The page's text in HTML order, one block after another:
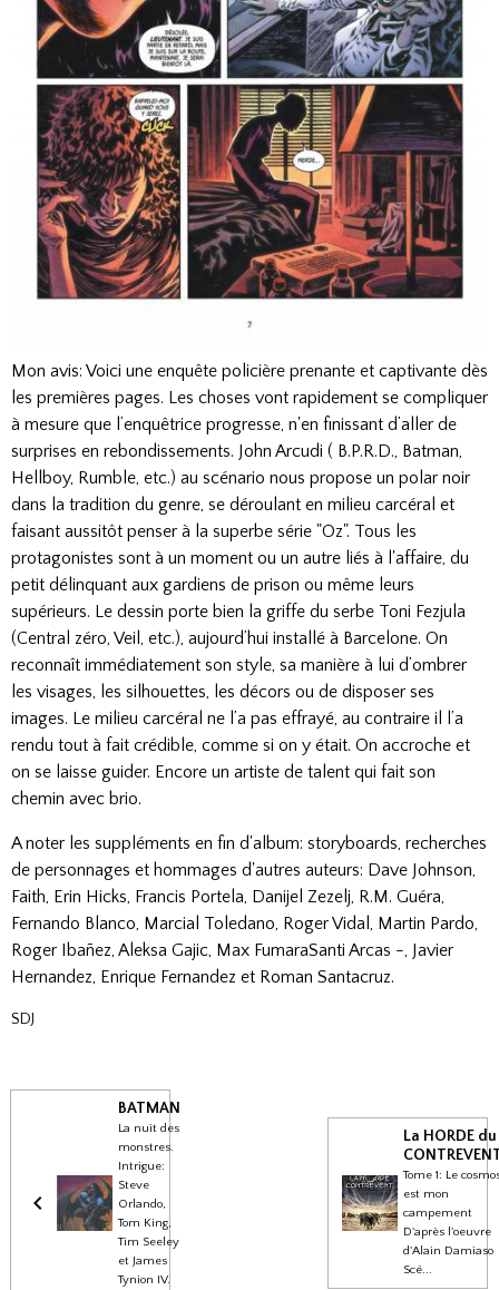
Mon avis: Voici une enquête policière prenante et captivante dès
les premières pages. Les choses vont rapidement se compliquer
à mesure que l’enquêtrice progresse, n'en finissant d’aller de
surprises en rebondissements. John Arcudi ( B.P.R.D., Batman,
Hellboy, Rumble, etc.) au scénario nous propose un polar noir
dans la tradition du genre, se déroulant en milieu carcéral et
faisant aussitôt penser à la superbe série "Oz". Tous les
protagonistes sont à un moment ou un autre liés à l'affaire, du
petit délinquant aux gardiens de prison ou même leurs
supérieurs. Le dessin porte bien la griffe du serbe Toni Fezjula
(Central zéro, Veil, etc.), aujourd’hui installé à Barcelone. On
reconnaît immédiatement son style, sa manière à lui d’ombrer
les visages, les silhouettes, les décors ou de disposer ses
images. Le milieu carcéral ne l’a pas effrayé, au contraire il l’a
rendu tout à fait crédible, comme si on y était. On accroche et
on se laisse guider. Encore un artiste de talent qui fait son
chemin avec brio.
A noter les suppléments en fin d'album: storyboards, recherches
de personnages et hommages d'autres auteurs: Dave Johnson,
Faith, Erin Hicks, Francis Portela, Danijel Zezelj, R.M. Guéra,
Fernando Blanco, Marcial Toledano, Roger Vidal, Martin Pardo,
Roger Ibañez, Aleksa Gajic, Max FumaraSanti Arcas -, Javier
Hernandez, Enrique Fernandez et Roman Santacruz.
SDJ
BATMAN
La nuit des
monstres.
Intrigue:
Steve
Orlando,
Tom King,
Tim Seeley
et James
Tynion IV.
La HORDE du
Tome 1: Le
est mon
campement
D'après l'oeuvre
d'Alain Damiaso
Scé...